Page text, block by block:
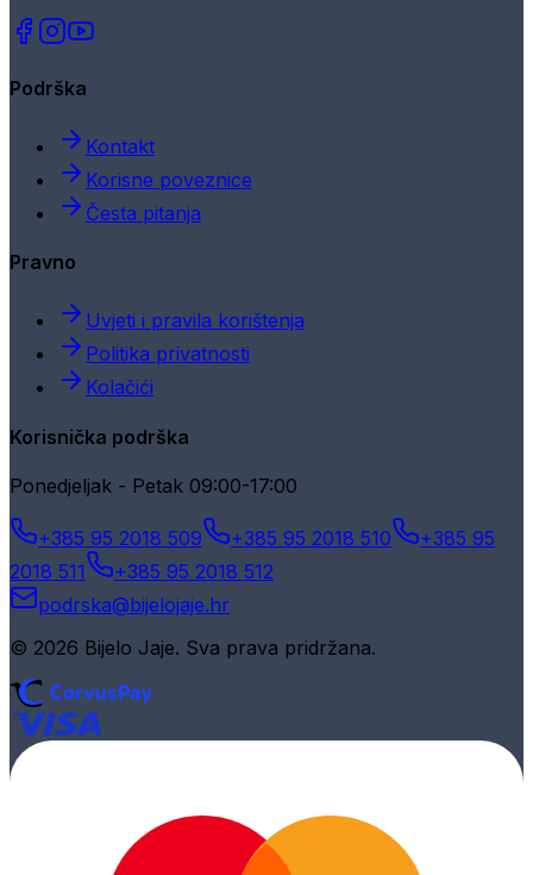
Podrška
Kontakt
Korisne poveznice
Česta pitanja
Pravno
Uvjeti i pravila korištenja
Politika privatnosti
Kolačići
Korisnička podrška
Ponedjeljak - Petak 09:00-17:00
+385 95 2018 509 +385 95 2018 510
+385 95
2018 511
+385 95 2018 512
podrska@bijelojaje.hr
© 2026 Bijelo Jaje. Sva prava pridržana.